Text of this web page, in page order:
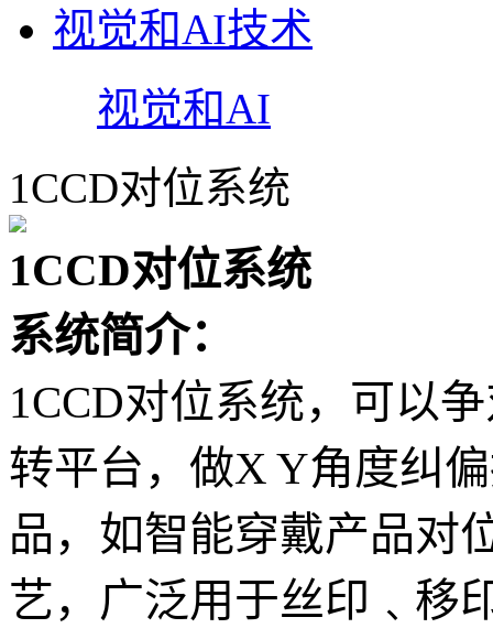
视觉和AI技术
视觉和AI
1CCD对位系统
1CCD对位系统
系统简介：
1CCD对位系统，可以
转平台，做X Y角度纠
品，如智能穿戴产品对
艺，广泛用于丝印﹑移